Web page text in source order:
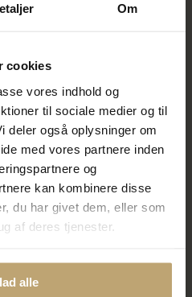
Om
cookies
vores indhold og
til sociale medier og til
deler også oplysninger om
med vores partnere inden
og
kan kombinere disse
du har givet dem, eller som
af deres tjenester.
alle
zirkonia
699,00 kr
På fjernlager
OUTLET